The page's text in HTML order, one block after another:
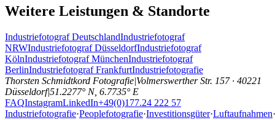
Weitere Leistungen & Standorte
Industriefotograf DeutschlandIndustriefotograf
NRWIndustriefotograf DüsseldorfIndustriefotograf
KölnIndustriefotograf MünchenIndustriefotograf
BerlinIndustriefotograf FrankfurtIndustriefotografie
Thorsten Schmidtkord Fotografie|Volmerswerther Str. 157 · 40221
Düsseldorf|51.2277° N, 6.7735° E
FAQInstagramLinkedIn+49(0)177.24 222 57
Industriefotografie·Peoplefotografie·Investitionsgüter·Luftaufnahmen·